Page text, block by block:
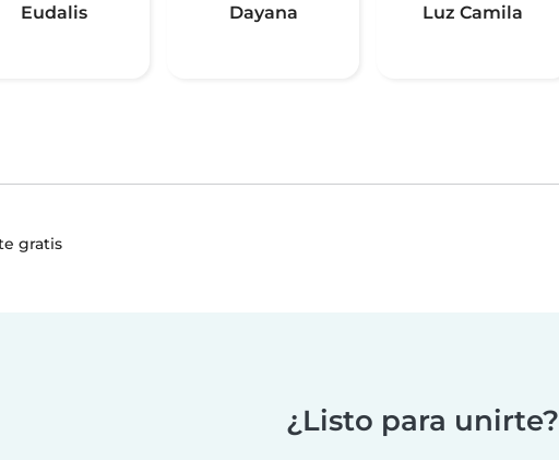
Eudalis Dayana Luz Camila
gratis
¿Listo para unirte?